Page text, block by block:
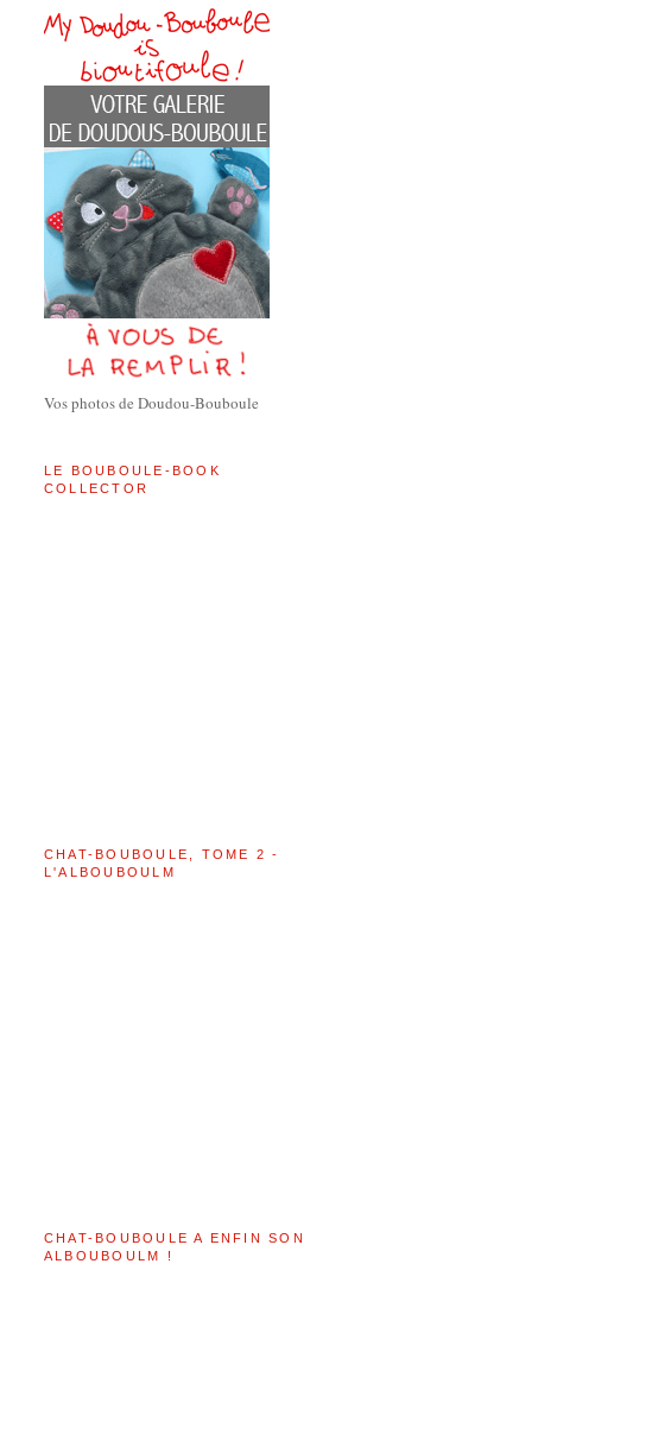
Vos photos de Doudou-Bouboule
LE BOUBOULE-BOOK
COLLECTOR
CHAT-BOUBOULE, TOME 2 -
L'ALBOUBOULM
CHAT-BOUBOULE A ENFIN SON
ALBOUBOULM !